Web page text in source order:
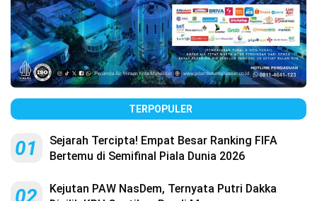
TERPOPULER
01
Sejarah Tercipta! Empat Besar Ranking FIFA
Bertemu di Semifinal Piala Dunia 2026
02
Kejutan PAW NasDem, Ternyata Putri Dakka